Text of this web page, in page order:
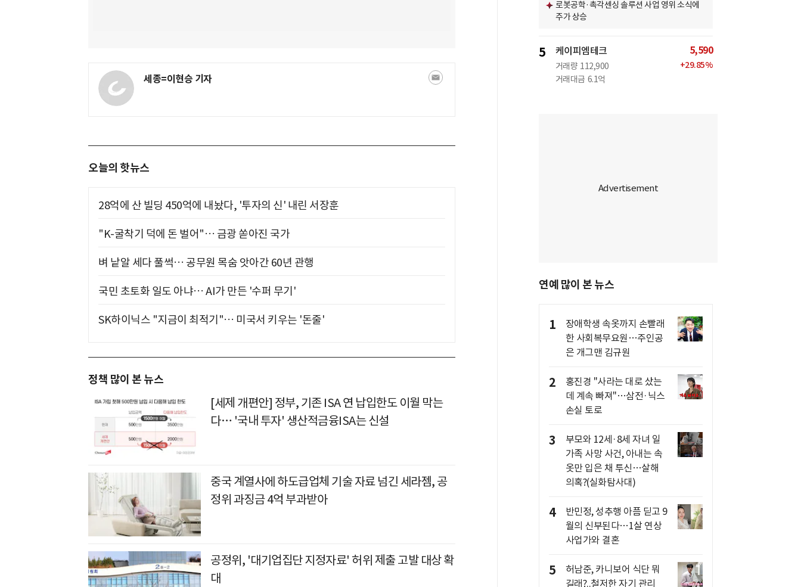
세종=이현승 기자
오늘의 핫뉴스
28억에 산 빌딩 450억에 내놨다, '투자의 신' 내린 서장훈
"K-굴착기 덕에 돈 벌어"… 금광 쏟아진 국가
벼 낱알 세다 풀썩… 공무원 목숨 앗아간 60년 관행
국민 초토화 일도 아냐… AI가 만든 '수퍼 무기'
SK하이닉스 "지금이 최적기"… 미국서 키우는 '돈줄'
정책 많이 본 뉴스
[세제 개편안] 정부, 기존 ISA 연 납입한도 이월 막는
다… '국내 투자' 생산적금융ISA는 신설
중국 계열사에 하도급업체 기술 자료 넘긴 세라젬, 공
정위 과징금 4억 부과받아
공정위, '대기업집단 지정자료' 허위 제출 고발 대상 확
대
로봇공학·촉각센싱 솔루션 사업 영위 소식에
주가 상승
5 케이피엠테크
거래량 112,900
거래대금 6.1억
5,590
+29.85%
연예 많이 본 뉴스
1
장애학생 속옷까지 손빨래
한 사회복무요원…주인공
은 개그맨 김규원
2
홍진경 "사라는 대로 샀는
데 계속 빠져"…삼전·닉스
손실 토로
3
부모와 12세·8세 자녀 일
가족 사망 사건, 아내는 속
옷만 입은 채 투신…살해
의혹?(실화탐사대)
4
반민정, 성추행 아픔 딛고 9
월의 신부된다…1살 연상
사업가와 결혼
5
허남준, 카니보어 식단 뭐
길래?..철저한 자기 관리